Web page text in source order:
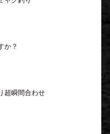
か？
超瞬間合わせ